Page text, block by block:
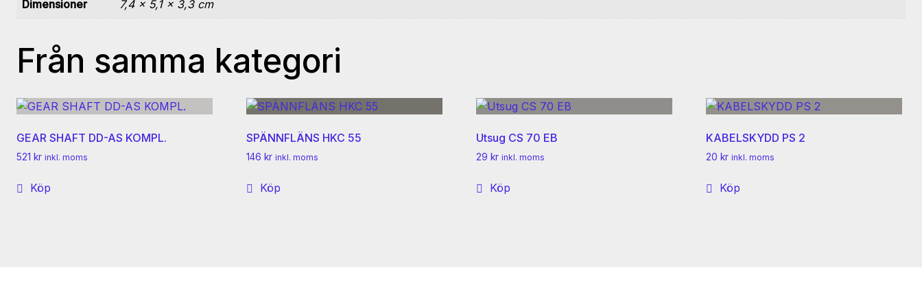
Dimensioner 7,4 × 5,1 × 3,3 cm
Från samma kategori
GEAR SHAFT DD-AS KOMPL.
521 kr inkl. moms
Köp
SPÄNNFLÄNS HKC 55
146 kr inkl. moms
Köp
Utsug CS 70 EB
29 kr inkl. moms
Köp
KABELSKYDD PS 2
20 kr inkl. moms
Köp